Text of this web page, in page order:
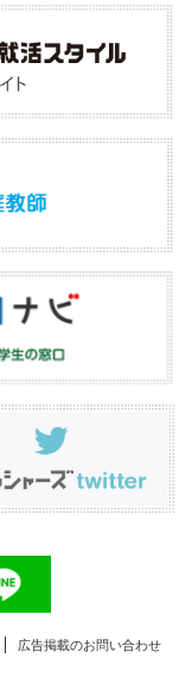
広告掲載のお問い合わせ